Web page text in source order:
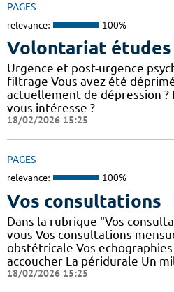
PAGES
relevance: 100%
Volontariat
Urgence et post-urgence
filtrage Vous avez été
actuellement de dépression ?
vous intéresse ?
18/02/2026 15:25
PAGES
relevance: 100%
Vos consultations
Dans la rubrique "Vos
vous Vos consultations
obstétricale Vos
accoucher La péridurale Un
18/02/2026 15:25